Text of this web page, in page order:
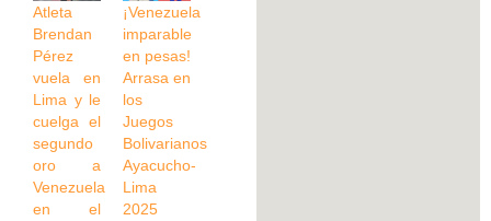
Atleta
Brendan
Pérez
vuela en
Lima y le
cuelga el
segundo
oro a
Venezuela
en el
¡Venezuela
imparable
en pesas!
Arrasa en
los
Juegos
Bolivarianos
Ayacucho-
Lima
2025